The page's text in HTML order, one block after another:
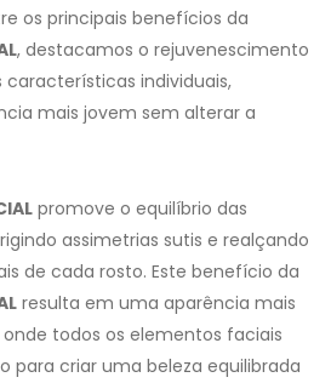
os principais benefícios da
, destacamos o rejuvenescimento
individuais,
mais jovem sem alterar a
promove o equilíbrio das
assimetrias sutis e realçando
de cada rosto. Este benefício da
resulta em uma aparência mais
todos os elementos faciais
para criar uma beleza equilibrada